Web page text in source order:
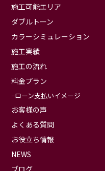
施工可能エリア
ダブルトーン
カラーシミュレーション
施工実績
施工の流れ
料金プラン
ローン支払いイメージ
お客様の声
よくある質問
お役立ち情報
NEWS